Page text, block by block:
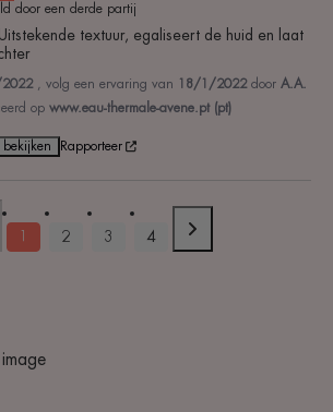
door een derde partij
textuur, egaliseert de huid en laat
, volg een ervaring van 18/1/2022 door A.A.
op www.eau-thermale-avene.pt (pt)
Rapporteer
1 2 3 4